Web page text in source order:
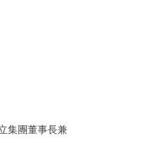
集團董事長兼